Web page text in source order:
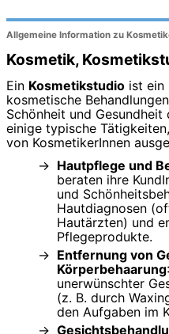
Allgemeine Information zu
Kosmetik,
Ein Kosmetikstudio ist ein
kosmetische
Schönheit und
einige typische
von KosmetikerInnen
Hautpflege und
beraten ihre
und
Hautdiagnosen
Hautärzten) und
Pflegeprodukte.
Entfernung von
Körperbehaarung
unerwünschter
(z. B. durch
den Aufgaben im